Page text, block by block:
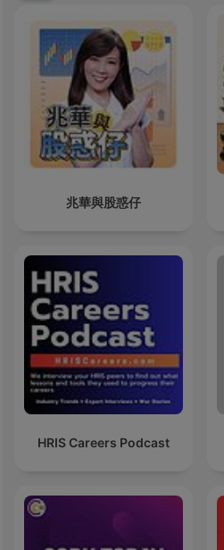
兆華與股惑仔
HRIS Careers Podcast